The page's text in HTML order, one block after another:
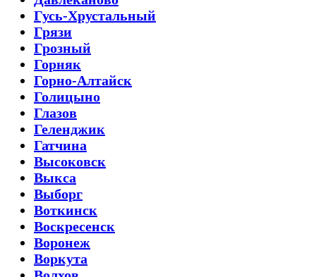
Гусь-Хрустальный
Грязи
Грозный
Горняк
Горно-Алтайск
Голицыно
Глазов
Геленджик
Гатчина
Высоковск
Выкса
Выборг
Воткинск
Воскресенск
Воронеж
Воркута